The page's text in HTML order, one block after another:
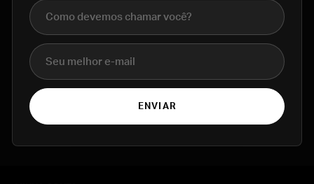
Nome completo
E-mail
ENVIAR